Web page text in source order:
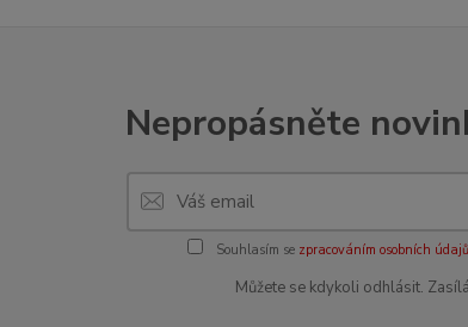
Nepropásněte
Souhlasím se zpracováním osobních údajů
Můžete se kdykoli odhlásit.